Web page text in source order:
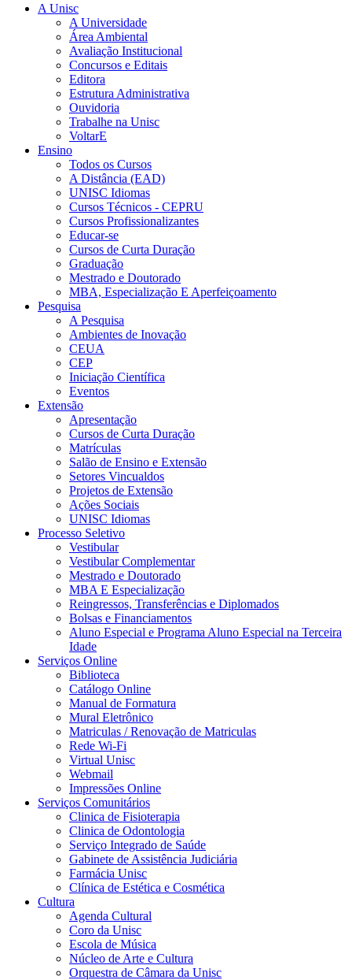
A Unisc
A Universidade
Área Ambiental
Avaliação Institucional
Concursos e Editais
Editora
Estrutura Administrativa
Ouvidoria
Trabalhe na Unisc
VoltarE
Ensino
Todos os Cursos
A Distância (EAD)
UNISC Idiomas
Cursos Técnicos - CEPRU
Cursos Profissionalizantes
Educar-se
Cursos de Curta Duração
Graduação
Mestrado e Doutorado
MBA, Especialização E Aperfeiçoamento
Pesquisa
A Pesquisa
Ambientes de Inovação
CEUA
CEP
Iniciação Científica
Eventos
Extensão
Apresentação
Cursos de Curta Duração
Matrículas
Salão de Ensino e Extensão
Setores Vincualdos
Projetos de Extensão
Ações Sociais
UNISC Idiomas
Processo Seletivo
Vestibular
Vestibular Complementar
Mestrado e Doutorado
MBA E Especialização
Reingressos, Transferências e Diplomados
Bolsas e Financiamentos
Aluno Especial e Programa Aluno Especial na Terceira
Idade
Serviços Online
Biblioteca
Catálogo Online
Manual de Formatura
Mural Eletrônico
Matriculas / Renovação de Matriculas
Rede Wi-Fi
Virtual Unisc
Webmail
Impressões Online
Serviços Comunitários
Clinica de Fisioterapia
Clinica de Odontologia
Serviço Integrado de Saúde
Gabinete de Assistência Judiciária
Farmácia Unisc
Clínica de Estética e Cosmética
Cultura
Agenda Cultural
Coro da Unisc
Escola de Música
Núcleo de Arte e Cultura
Orquestra de Câmara da Unisc